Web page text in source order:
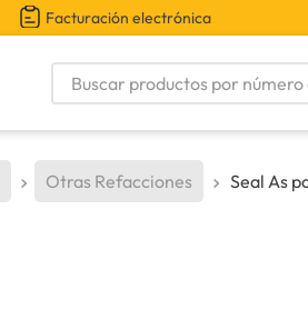
Facturación electrónica
Buscar productos por número
Otras Refacciones Seal As